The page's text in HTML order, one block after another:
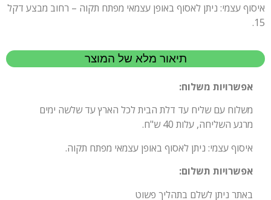
איסוף עצמי: ניתן לאסוף באופן עצמאי מפתח תקוה – רחוב מבצע דקל
15.
תיאור מלא של המוצר
אפשרויות משלוח:
משלוח עם שליח עד דלת הבית לכל הארץ עד שלשה ימים
מרגע השליחה, עלות 40 ש"ח.
איסוף עצמי: ניתן לאסוף באופן עצמאי מפתח תקוה.
אפשרויות תשלום:
באתר ניתן לשלם בתהליך פשוט